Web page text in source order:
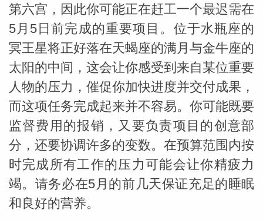
网_苏珊
第六宫，因此你可能正在赶工一个最迟需在
5月5日前完成的重要项目。位于水瓶座的
冥王星将正好落在天蝎座的满月与金牛座的
太阳的中间，这会让你感受到来自某位重要
人物的压力，催促你加快进度并交付成果，
而这项任务完成起来并不容易。你可能既要
监督费用的报销，又要负责项目的创意部
分，还要协调许多的变数。在预算范围内按
时完成所有工作的压力可能会让你精疲力
竭。请务必在5月的前几天保证充足的睡眠
和良好的营养。